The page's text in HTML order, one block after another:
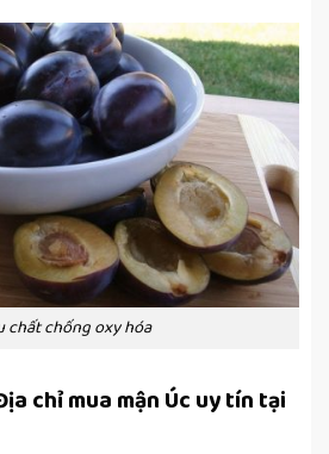
chất chống oxy hóa
chỉ mua mận Úc uy tín tại